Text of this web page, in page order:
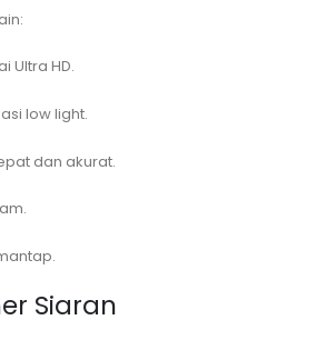
Ultra HD.
low light.
dan akurat.
Siaran